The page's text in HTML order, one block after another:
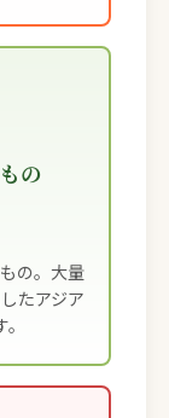
の
の。大量
たアジア